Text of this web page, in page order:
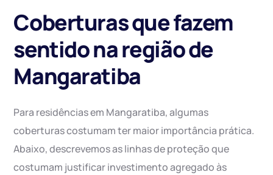
Coberturas que fazem
sentido na região de
Mangaratiba
Para residências em Mangaratiba, algumas
coberturas costumam ter maior importância prática.
Abaixo, descrevemos as linhas de proteção que
costumam justificar investimento agregado às